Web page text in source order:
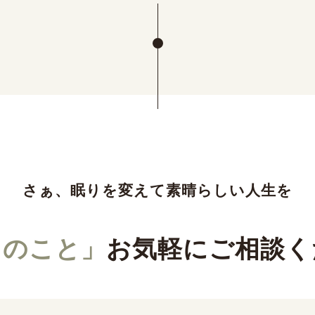
さぁ、眠りを変えて素晴らしい人生を
こと」 お気軽にご相談